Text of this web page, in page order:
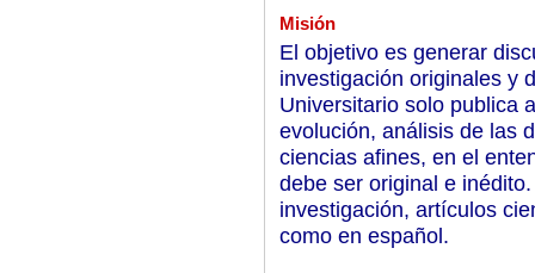
Misión
El objetivo es generar
investigación originales y
Universitario solo publica
evolución, análisis de las
ciencias afines, en el
debe ser original e
investigación, artículos
como en español.